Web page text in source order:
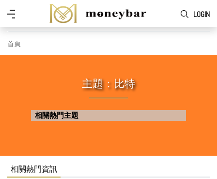
Skip to main content
LOGIN
功
首頁
主題：比特
相關熱門主題
相關熱門資訊